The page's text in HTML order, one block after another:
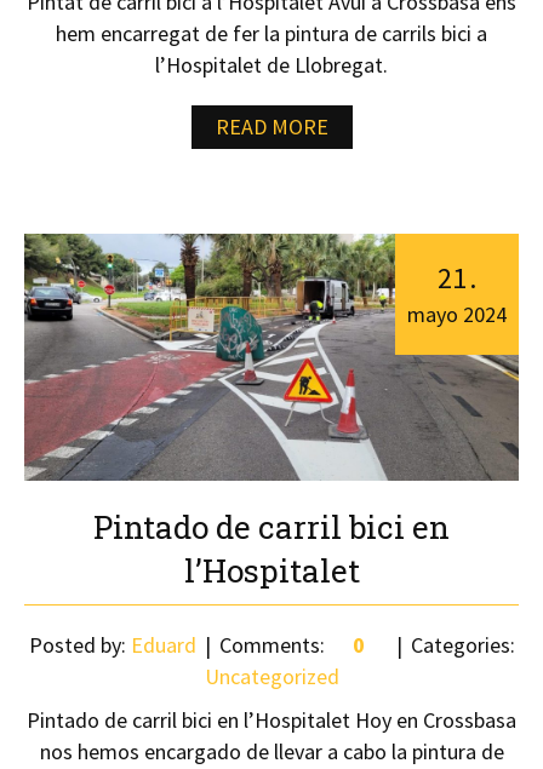
hem encarregat de fer la pintura de carrils bici a
l’Hospitalet de Llobregat.
READ MORE
Pintado de carril bici en
l’Hospitalet
21.
mayo 2024
Posted by: Eduard Comments: 0
Categories:
Uncategorized
Pintado de carril bici en l’Hospitalet Hoy en Crossbasa
nos hemos encargado de llevar a cabo la pintura de